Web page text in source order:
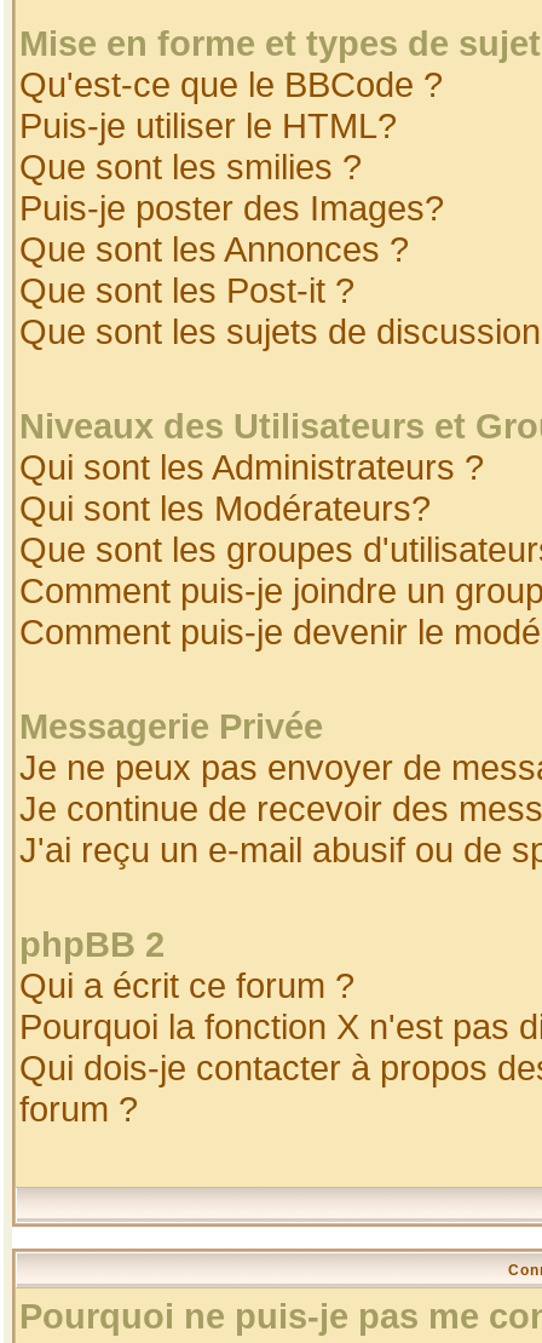
Mise en forme et types de
Qu'est-ce que le BBCode ?
Puis-je utiliser le HTML?
Que sont les smilies ?
Puis-je poster des Images?
Que sont les Annonces ?
Que sont les Post-it ?
Que sont les sujets de
Niveaux des Utilisateurs et
Qui sont les Administrateurs ?
Qui sont les Modérateurs?
Que sont les groupes
Comment puis-je joindre un
Comment puis-je devenir le
Messagerie Privée
Je ne peux pas envoyer de
Je continue de recevoir des
J'ai reçu un e-mail abusif ou de
phpBB 2
Qui a écrit ce forum ?
Pourquoi la fonction X n'est pas
Qui dois-je contacter à propos
forum ?
Pourquoi ne puis-je pas me